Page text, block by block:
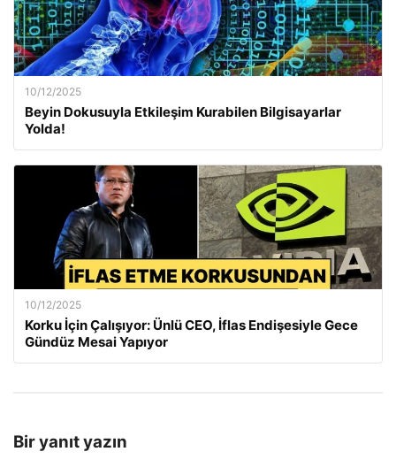
10/12/2025
Beyin Dokusuyla Etkileşim Kurabilen Bilgisayarlar
Yolda!
10/12/2025
Korku İçin Çalışıyor: Ünlü CEO, İflas Endişesiyle Gece
Gündüz Mesai Yapıyor
Bir yanıt yazın